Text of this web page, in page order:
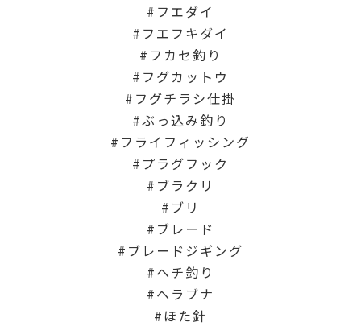
フエダイ
フエフキダイ
フカセ釣り
フグカットウ
フグチラシ仕掛
ぶっ込み釣り
フライフィッシング
プラグフック
ブラクリ
ブリ
ブレード
ブレードジギング
ヘチ釣り
ヘラブナ
ほた針